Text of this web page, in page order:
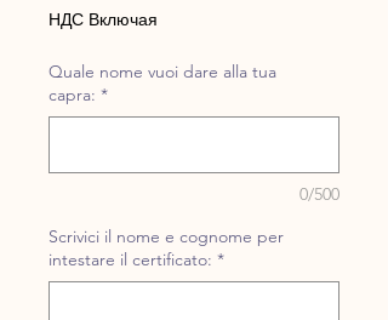
НДС Включая
Quale nome vuoi dare alla tua
capra: *
0/500
Scrivici il nome e cognome per
intestare il certificato: *